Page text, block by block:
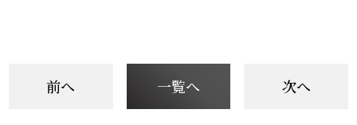
前へ 一覧へ 次へ